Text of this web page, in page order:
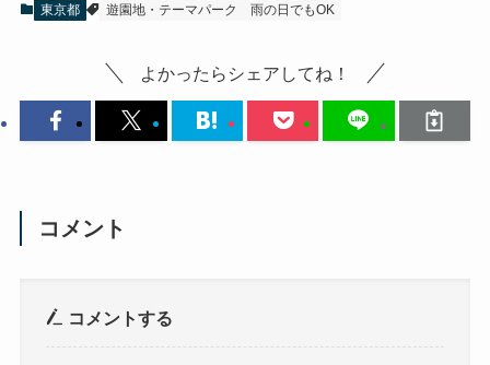
東京都 遊園地・テーマパーク 雨の日でもOK
よかったらシェアしてね！
コメント
コメントする